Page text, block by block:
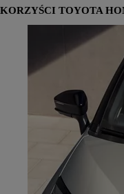
KORZYŚCI TOYOTA